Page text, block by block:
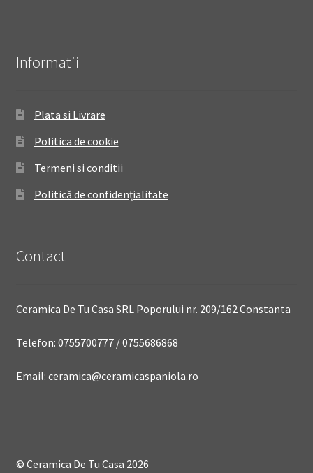
Informatii
Plata si Livrare
Politica de cookie
Termeni si conditii
Politică de confidențialitate
Contact
Ceramica De Tu Casa SRL Poporului nr. 209/162 Constanta
Telefon: 0755700777 / 0755686868
Email: ceramica@ceramicaspaniola.ro
© Ceramica De Tu Casa 2026